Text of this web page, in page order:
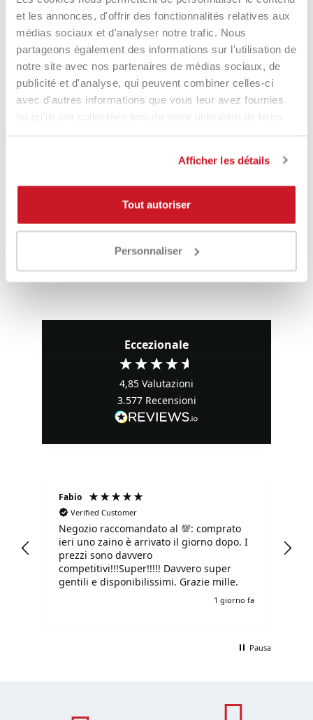
et les annonces, d'offrir des fonctionnalités relatives aux
médias sociaux et d'analyser notre trafic. Nous
partageons également des informations sur l'utilisation de
notre site avec nos partenaires de médias sociaux, de
publicité et d'analyse, qui peuvent combiner celles-ci
avec d'autres informations que vous leur avez fournies
Afficher les détails
Tout autoriser
Personnaliser
-11%
60,00 €
53,90 €
RUPTURE DE STOCK
Eccezionale
4,85 Valutazioni
3.577 Recensioni
Fabio
Verified Customer
Negozio raccomandato al 💯: comprato
ieri uno zaino è arrivato il giorno dopo. I
prezzi sono davvero
competitivi!!!Super!!!!! Davvero super
gentili e disponibilissimi. Grazie mille.
1 giorno fa
Pausa